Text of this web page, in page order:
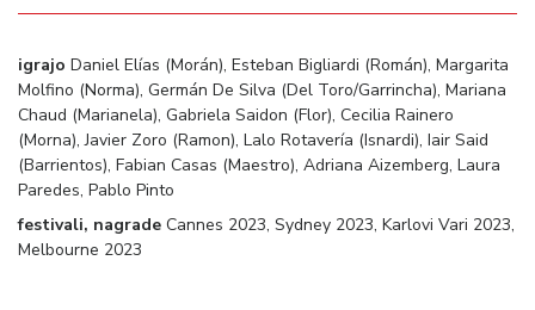
igrajo Daniel Elías (Morán), Esteban Bigliardi (Román), Margarita
Molfino (Norma), Germán De Silva (Del Toro/Garrincha), Mariana
Chaud (Marianela), Gabriela Saidon (Flor), Cecilia Rainero
(Morna), Javier Zoro (Ramon), Lalo Rotavería (Isnardi), Iair Said
(Barrientos), Fabian Casas (Maestro), Adriana Aizemberg, Laura
Paredes, Pablo Pinto
festivali, nagrade Cannes 2023, Sydney 2023, Karlovi Vari 2023,
Melbourne 2023